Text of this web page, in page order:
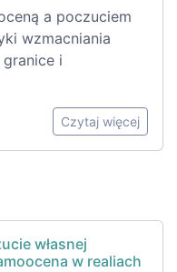
a poczuciem
wzmacniania
i
Czytaj więcej
własnej
w realiach